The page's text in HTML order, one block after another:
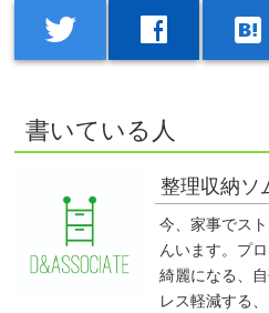
twitter facebook hatenabookmark
書いている人
整理収納ソ
今、家事でス
んいます。プ
綺麗になる、
レス軽減する